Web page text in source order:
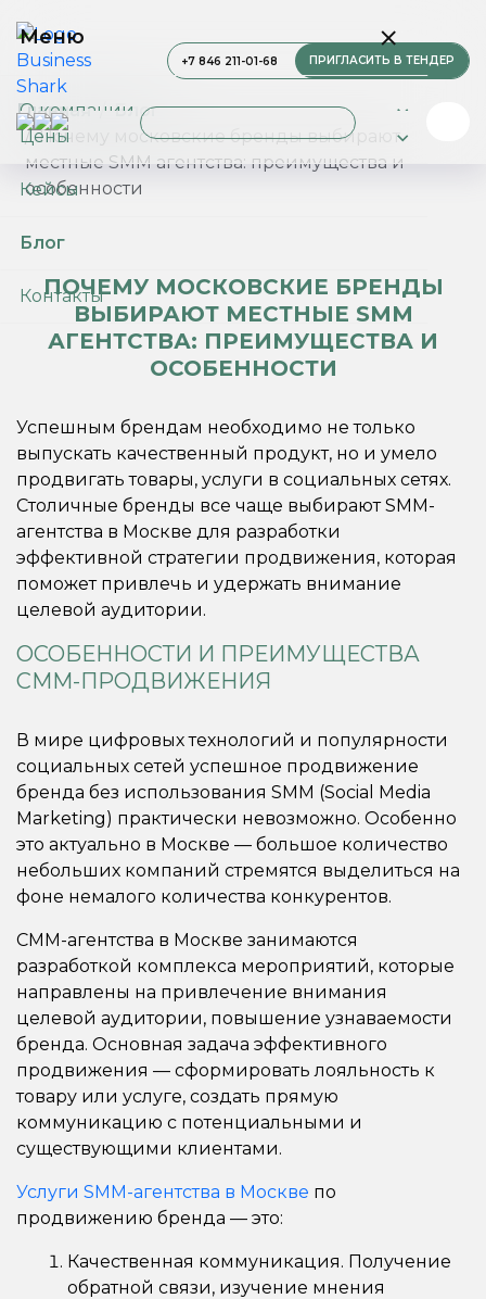
+7 846 211-01-68 ПРИГЛАСИТЬ В ТЕНДЕР
Меню
О компании
Услуги
Цены
Кейсы
Блог
Контакты
Главная
Блог
Почему московские бренды выбирают
местные SMM агентства: преимущества и
особенности
ПОЧЕМУ МОСКОВСКИЕ БРЕНДЫ
ВЫБИРАЮТ МЕСТНЫЕ SMM
АГЕНТСТВА: ПРЕИМУЩЕСТВА И
ОСОБЕННОСТИ
Успешным брендам необходимо не только
выпускать качественный продукт, но и умело
продвигать товары, услуги в социальных сетях.
Столичные бренды все чаще выбирают SMM-
агентства в Москве для разработки
эффективной стратегии продвижения, которая
поможет привлечь и удержать внимание
целевой аудитории.
ОСОБЕННОСТИ И ПРЕИМУЩЕСТВА
СММ-ПРОДВИЖЕНИЯ
В мире цифровых технологий и популярности
социальных сетей успешное продвижение
бренда без использования SMM (Social Media
Marketing) практически невозможно. Особенно
это актуально в Москве — большое количество
небольших компаний стремятся выделиться на
фоне немалого количества конкурентов.
СММ-агентства в Москве занимаются
разработкой комплекса мероприятий, которые
направлены на привлечение внимания
целевой аудитории, повышение узнаваемости
бренда. Основная задача эффективного
продвижения — сформировать лояльность к
товару или услуге, создать прямую
коммуникацию с потенциальными и
существующими клиентами.
Услуги SMM-агентства в Москве по
продвижению бренда — это:
Качественная коммуникация. Получение
обратной связи, изучение мнения